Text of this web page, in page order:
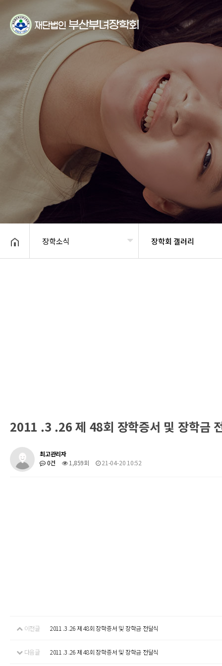
장학소식 장학회 갤러리
2011 .3 .26 제 48회 장학증서 및 장학금
최고관리자
0건
1,859회 21-04-20 10:52
이전글 2011 .3 .26 제 48회 장학증서 및 장학금 전달식
다음글 2011 .3 .26 제 48회 장학증서 및 장학금 전달식